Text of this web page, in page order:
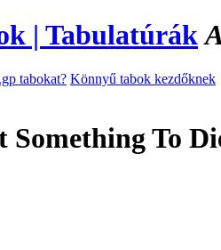
tabokat? Könnyű tabok kezdőknek
Something To